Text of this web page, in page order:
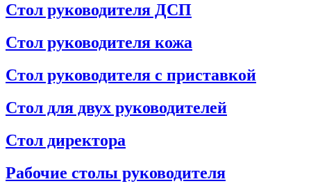
Стол руководителя ДСП
Стол руководителя кожа
Стол руководителя с приставкой
Стол для двух руководителей
Стол директора
Рабочие столы руководителя